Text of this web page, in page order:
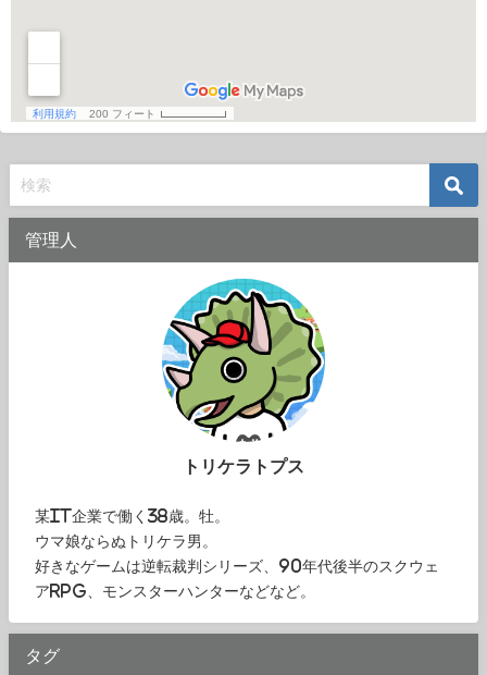
管理人
トリケラトプス
某IT企業で働く38歳。牡。
ウマ娘ならぬトリケラ男。
好きなゲームは逆転裁判シリーズ、90年代後半のスクウェ
アRPG、モンスターハンターなどなど。
タグ